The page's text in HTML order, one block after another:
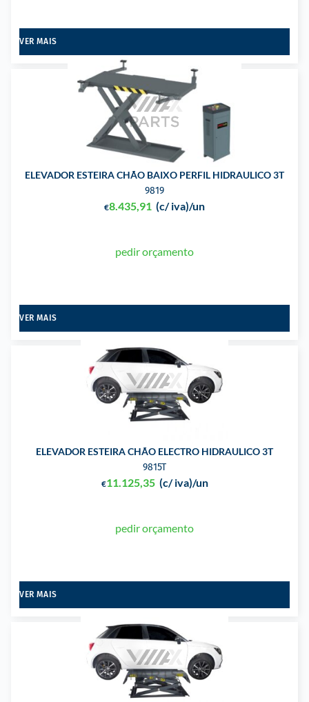
VER MAIS
ELEVADOR ESTEIRA CHÃO BAIXO PERFIL HIDRAULICO 3T
9819
€8.435,91 (c/ iva)/un
pedir orçamento
VER MAIS
ELEVADOR ESTEIRA CHÃO ELECTRO HIDRAULICO 3T
9815T
€11.125,35 (c/ iva)/un
pedir orçamento
VER MAIS